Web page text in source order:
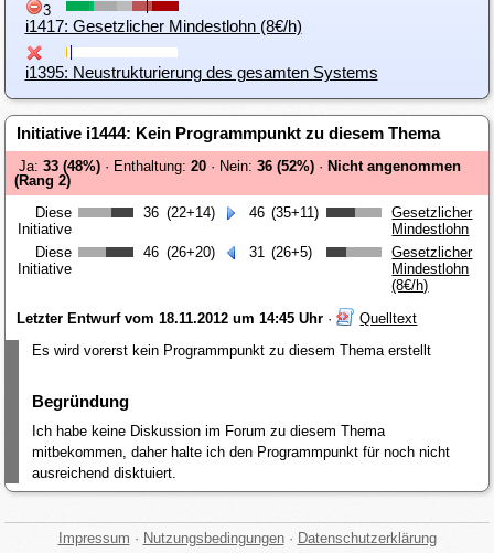
3
i1417: Gesetzlicher Mindestlohn (8€/h)
i1395: Neustrukturierung des gesamten Systems
Initiative i1444: Kein Programmpunkt zu diesem Thema
Ja: 33 (48%)· Enthaltung: 20· Nein: 36 (52%)· Nicht angenommen
(Rang 2)
Diese
Initiative
36 (22+14) 46 (35+11)
Gesetzlicher
Mindestlohn
Diese
Initiative
46 (26+20) 31 (26+5)
Gesetzlicher
Mindestlohn
(8€/h)
Letzter Entwurf vom 18.11.2012 um 14:45 Uhr ·
Quelltext
Es wird vorerst kein Programmpunkt zu diesem Thema erstellt
Begründung
Ich habe keine Diskussion im Forum zu diesem Thema
mitbekommen, daher halte ich den Programmpunkt für noch nicht
ausreichend disktuiert.
Impressum · Nutzungsbedingungen· Datenschutzerklärung